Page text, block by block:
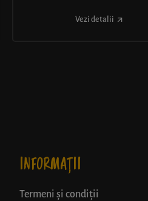
Vezi detalii
INFORMAȚII
Termeni și condiții